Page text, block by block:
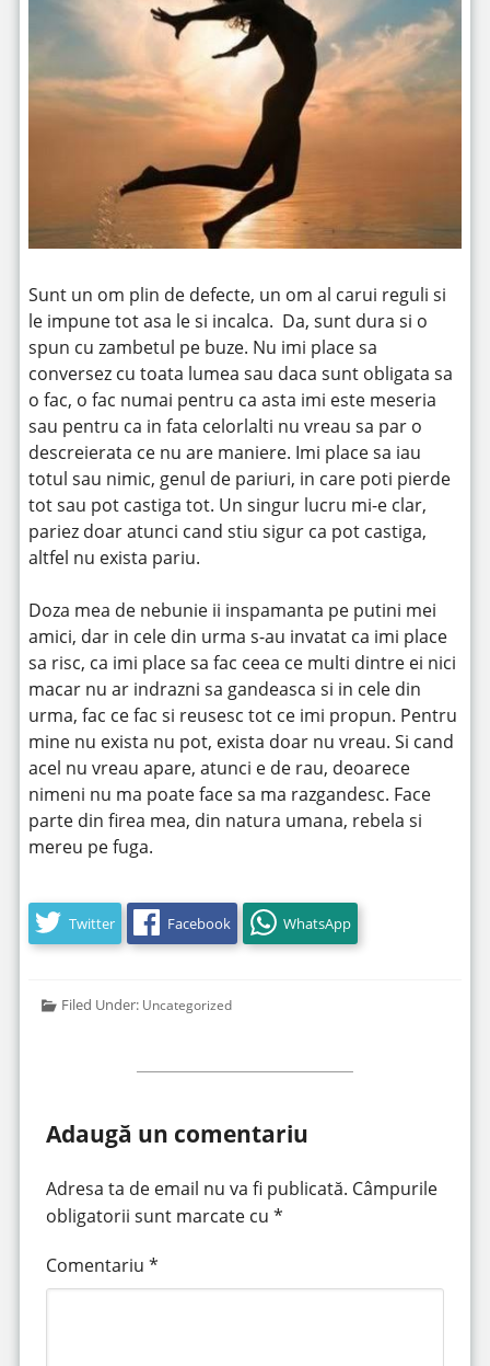
Sunt un om plin de defecte, un om al carui reguli si
le impune tot asa le si incalca. Da, sunt dura si o
spun cu zambetul pe buze. Nu imi place sa
conversez cu toata lumea sau daca sunt obligata sa
o fac, o fac numai pentru ca asta imi este meseria
sau pentru ca in fata celorlalti nu vreau sa par o
descreierata ce nu are maniere. Imi place sa iau
totul sau nimic, genul de pariuri, in care poti pierde
tot sau pot castiga tot. Un singur lucru mi-e clar,
pariez doar atunci cand stiu sigur ca pot castiga,
altfel nu exista pariu.
Doza mea de nebunie ii inspamanta pe putini mei
amici, dar in cele din urma s-au invatat ca imi place
sa risc, ca imi place sa fac ceea ce multi dintre ei nici
macar nu ar indrazni sa gandeasca si in cele din
urma, fac ce fac si reusesc tot ce imi propun. Pentru
mine nu exista nu pot, exista doar nu vreau. Si cand
acel nu vreau apare, atunci e de rau, deoarece
nimeni nu ma poate face sa ma razgandesc. Face
parte din firea mea, din natura umana, rebela si
mereu pe fuga.
Twitter Facebook WhatsApp
Filed Under: Uncategorized
Adaugă un comentariu
Adresa ta de email nu va fi publicată. Câmpurile
obligatorii sunt marcate cu *
Comentariu *